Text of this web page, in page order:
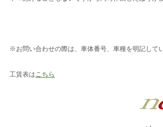
※お問い合わせの際は、車体番号、車種を明記して
工賃表はこちら